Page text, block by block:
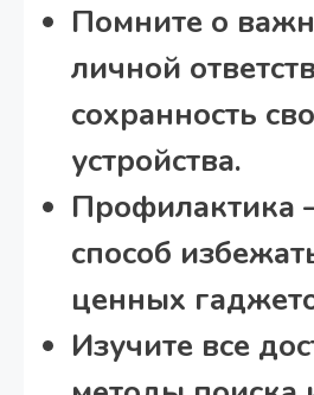
Помните о
личной
сохранность
устройства.
Профилактика
способ
ценных
Изучите все